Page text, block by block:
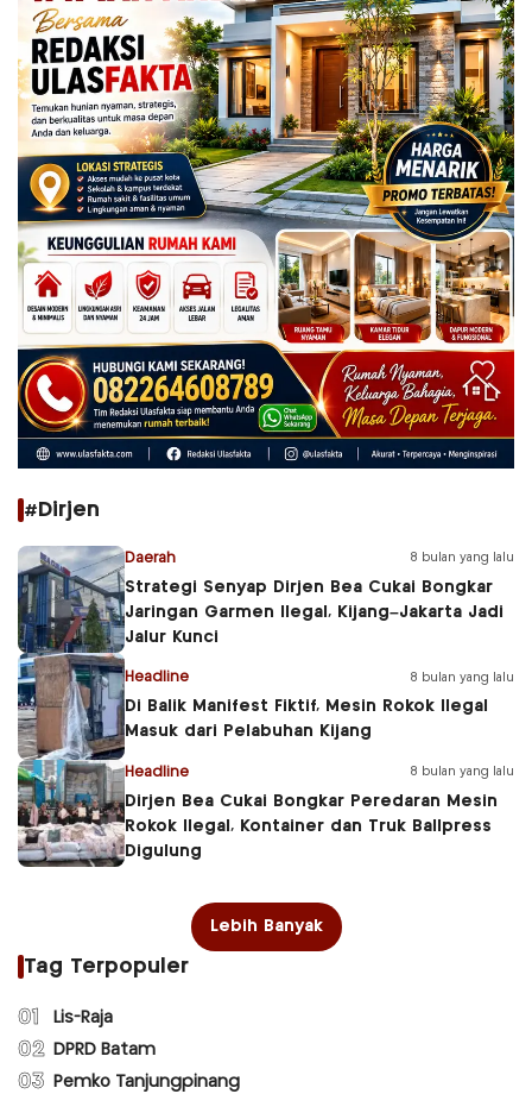
#Dirjen
Daerah 8 bulan yang lalu
Strategi Senyap Dirjen Bea Cukai Bongkar
Jaringan Garmen Ilegal, Kijang–Jakarta Jadi
Jalur Kunci
Headline 8 bulan yang lalu
Di Balik Manifest Fiktif, Mesin Rokok Ilegal
Masuk dari Pelabuhan Kijang
Headline 8 bulan yang lalu
Dirjen Bea Cukai Bongkar Peredaran Mesin
Rokok Ilegal, Kontainer dan Truk Ballpress
Digulung
Lebih Banyak
Tag Terpopuler
01 Lis-Raja
02 DPRD Batam
03 Pemko Tanjungpinang